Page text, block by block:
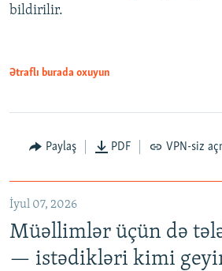
bildirilir.
Ətraflı burada oxuyun
Paylaş PDF VPN-siz
İyul 07, 2026
Müəllimlər üçün də
— istədikləri kimi